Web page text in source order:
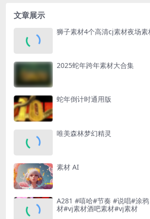
文章展示
狮子素材4个高清cj素材夜场素
2025蛇年跨年素材大合集
蛇年倒计时通用版
唯美森林梦幻精灵
素材 AI
A281 #嘻哈#节奏 #说唱#涂
材#vj素材酒吧素材#vj素材